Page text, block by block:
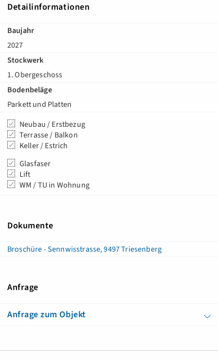
Detailinformationen
Baujahr
2027
Stockwerk
1. Obergeschoss
Bodenbeläge
Parkett und Platten
Neubau / Erstbezug
Terrasse / Balkon
Keller / Estrich
Glasfaser
Lift
WM / TU in Wohnung
Dokumente
Broschüre - Sennwisstrasse, 9497 Triesenberg
Anfrage
Anfrage zum Objekt